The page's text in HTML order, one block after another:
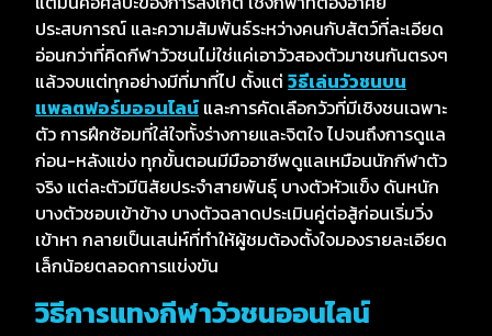
ประสบการณ์ และความสัมพันธ์ระหว่างคนกับสัตว์ที่ละเอียด
อ่อนกว่าที่คิดกีฬาวัวชนไม่ใช่แค่เอาวัวสองตัวมาชนกันตรงๆ
แล้วจบแต่ทุกอย่างมีที่มาที่ไป ตั้งแต่ วิธีเล่นวัวชนบน
แพลตฟอร์มออนไลน์ และการคัดเลือกวัวที่มีเชิงชนเฉพาะ
ตัว การฝึกซ้อมที่ใส่ใจทั้งร่างกายและจิตใจ ไปจนถึงการดูแล
ก่อน-หลังแข่ง ทุกขั้นตอนมีมืออาชีพดูแลเหมือนนักกีฬาตัว
จริง แต่ละตัวมีนิสัยประจำสายพันธุ์ บางตัวหัวแข็ง ดันหนัก
บางตัวชอบเข้าข้าง บางตัวฉลาดประเมินคู่ต่อสู้ก่อนเริ่มวิ่ง
เข้าหา กลายเป็นเสน่ห์ที่ทำให้ผู้ชมต้องตั้งใจมองรายละเอียด
เล็กน้อยตลอดการแข่งขัน
วิธีการแทงกีฬาวัวชนออนไลน์